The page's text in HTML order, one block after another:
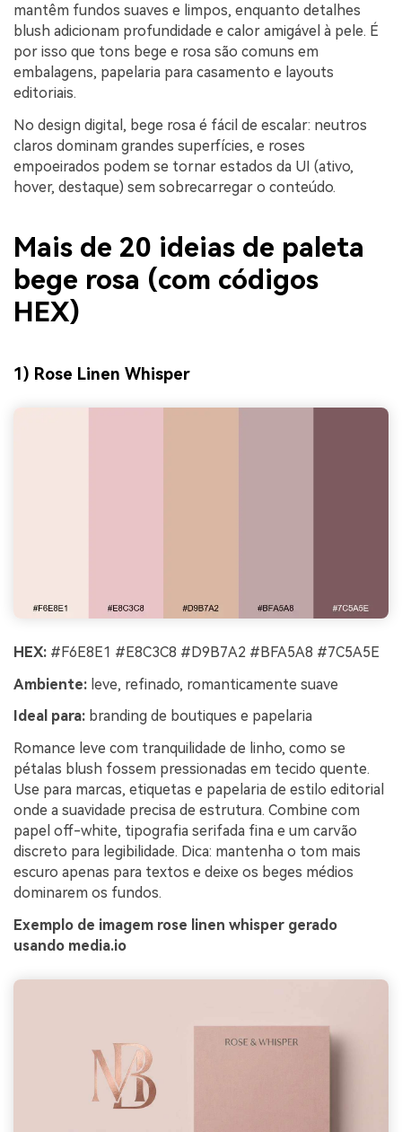
mantêm fundos suaves e limpos, enquanto detalhes
blush adicionam profundidade e calor amigável à pele. É
por isso que tons bege e rosa são comuns em
embalagens, papelaria para casamento e layouts
editoriais.
No design digital, bege rosa é fácil de escalar: neutros
claros dominam grandes superfícies, e roses
empoeirados podem se tornar estados da UI (ativo,
hover, destaque) sem sobrecarregar o conteúdo.
Mais de 20 ideias de paleta
bege rosa (com códigos
HEX)
1) Rose Linen Whisper
HEX: #F6E8E1 #E8C3C8 #D9B7A2 #BFA5A8 #7C5A5E
Ambiente: leve, refinado, romanticamente suave
Ideal para: branding de boutiques e papelaria
Romance leve com tranquilidade de linho, como se
pétalas blush fossem pressionadas em tecido quente.
Use para marcas, etiquetas e papelaria de estilo editorial
onde a suavidade precisa de estrutura. Combine com
papel off-white, tipografia serifada fina e um carvão
discreto para legibilidade. Dica: mantenha o tom mais
escuro apenas para textos e deixe os beges médios
dominarem os fundos.
Exemplo de imagem rose linen whisper gerado
usando media.io